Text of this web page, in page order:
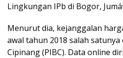
Lingkungan IPb di Bogor,
Menurut dia, kejanggalan
awal tahun 2018 salah
Cipinang (PIBC). Data online